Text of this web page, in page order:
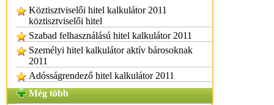
Köztisztviselői hitel kalkulátor 2011
köztisztviselői hitel
Szabad felhasználású hitel kalkulátor 2011
Személyi hitel kalkulátor aktív bárosoknak
2011
Adósságrendező hitel kalkulátor 2011
Még több